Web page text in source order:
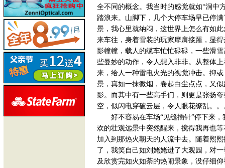
全不同的概念。我当时的感觉就如“洞中
踏浪来。山脚下，几个大停车场早已停
景，我心里就纳闷，这世界上怎么有如
来车往，身着雪装的玩家摩肩接踵，显
影幢幢，载人的缆车忙忙碌碌，一些滑
些曼妙的动作，令人想入非非。从整体
来，给人一种雷电火光的视觉冲击。抑
景，真如一抹微烟，卷起白尘点点，又
影。而其中有一些高手们，则更是张扬
空，似闪电穿破云层，令人眼花缭乱。
好不容易在车场“见缝插针”停下来
欢的壮观远景中突然醒来，搅得我再也
加入到那热火朝天的人流中去。随着熙
了，我笑自己如刘姥姥进了大观园，对
及欣赏完如火如荼的热闹景象，没仔细